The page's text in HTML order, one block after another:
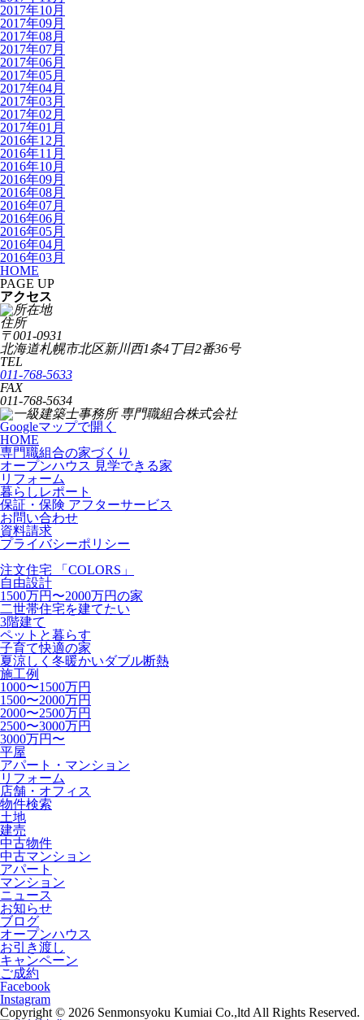
2017年10月
2017年09月
2017年08月
2017年07月
2017年06月
2017年05月
2017年04月
2017年03月
2017年02月
2017年01月
2016年12月
2016年11月
2016年10月
2016年09月
2016年08月
2016年07月
2016年06月
2016年05月
2016年04月
2016年03月
HOME
PAGE UP
アクセス
住所
〒001-0931
北海道札幌市北区新川西1条4丁目2番36号
TEL
011-768-5633
FAX
011-768-5634
Googleマップで開く
HOME
専門職組合の家づくり
オープンハウス 見学できる家
リフォーム
暮らしレポート
保証・保険 アフターサービス
お問い合わせ
資料請求
プライバシーポリシー
注文住宅 「COLORS」
自由設計
1500万円〜2000万円の家
二世帯住宅を建てたい
3階建て
ペットと暮らす
子育て快適の家
夏涼しく冬暖かいダブル断熱
施工例
1000〜1500万円
1500〜2000万円
2000〜2500万円
2500〜3000万円
3000万円〜
平屋
アパート・マンション
リフォーム
店舗・オフィス
物件検索
土地
建売
中古物件
中古マンション
アパート
マンション
ニュース
お知らせ
ブログ
オープンハウス
お引き渡し
キャンペーン
ご成約
Facebook
Instagram
Copyright © 2026 Senmonsyoku Kumiai Co.,ltd All Rights Reserved.